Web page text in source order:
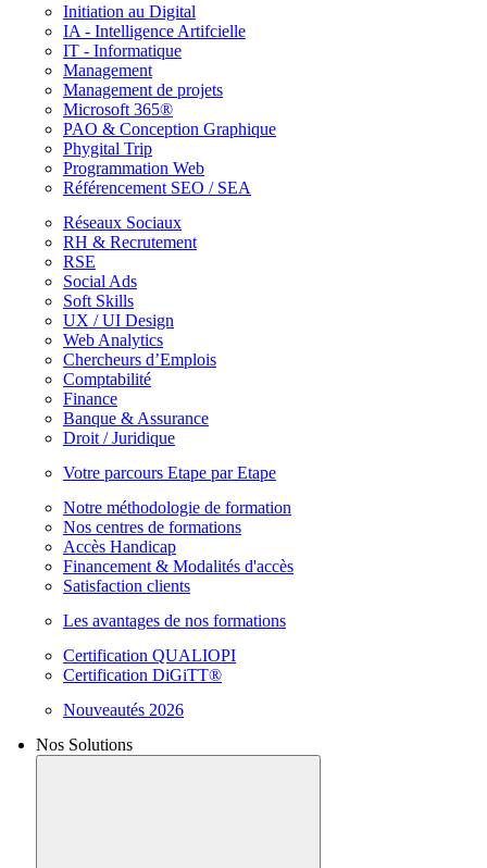
Initiation au Digital
IA - Intelligence Artifcielle
IT - Informatique
Management
Management de projets
Microsoft 365®
PAO & Conception Graphique
Phygital Trip
Programmation Web
Référencement SEO / SEA
Réseaux Sociaux
RH & Recrutement
RSE
Social Ads
Soft Skills
UX / UI Design
Web Analytics
Chercheurs d’Emplois
Comptabilité
Finance
Banque & Assurance
Droit / Juridique
Votre parcours Etape par Etape
Notre méthodologie de formation
Nos centres de formations
Accès Handicap
Financement & Modalités d'accès
Satisfaction clients
Les avantages de nos formations
Certification QUALIOPI
Certification DiGiTT®
Nouveautés 2026
Nos Solutions